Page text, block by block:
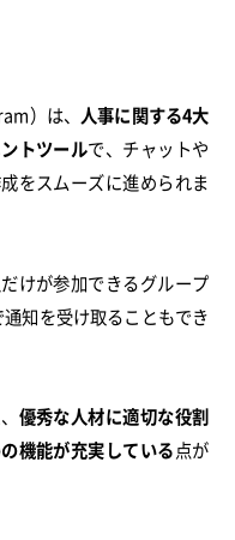
）は、 人事に関する4大
トツールで、チャットや
をスムーズに進められま
けが参加できるグループ
知を受け取ることもでき
優秀な人材に適切な役割
機能が充実している点が